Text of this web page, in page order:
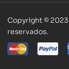
Copyright © 2023
reservados.